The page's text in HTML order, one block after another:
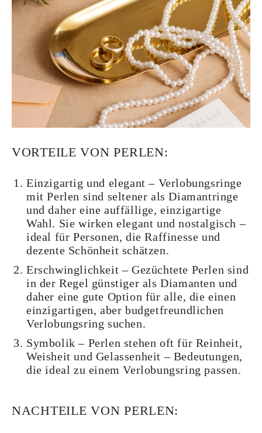
VORTEILE VON PERLEN:
Einzigartig und elegant – Verlobungsringe
mit Perlen sind seltener als Diamantringe
und daher eine auffällige, einzigartige
Wahl. Sie wirken elegant und nostalgisch –
ideal für Personen, die Raffinesse und
dezente Schönheit schätzen.
Erschwinglichkeit – Gezüchtete Perlen sind
in der Regel günstiger als Diamanten und
daher eine gute Option für alle, die einen
einzigartigen, aber budgetfreundlichen
Verlobungsring suchen.
Symbolik – Perlen stehen oft für Reinheit,
Weisheit und Gelassenheit – Bedeutungen,
die ideal zu einem Verlobungsring passen.
NACHTEILE VON PERLEN: